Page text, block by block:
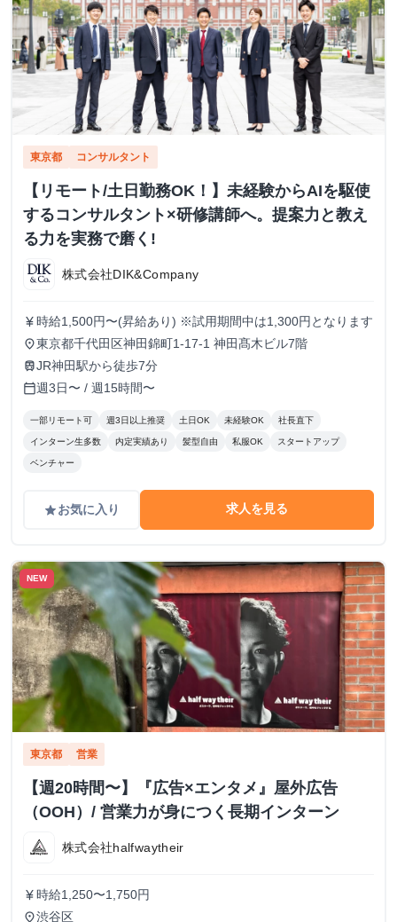
東京都 コンサルタント
【リモート/土日勤務OK！】未経験からAIを駆使
するコンサルタント×研修講師へ。提案力と教え
る力を実務で磨く!
株式会社DIK&Company
currency_yen 時給1,500円〜(昇給あり) ※試用期間中は1,300円となります
place東京都千代田区神田錦町1-17-1 神田髙木ビル7階
trainJR神田駅から徒歩7分
calendar_today週3日〜 / 週15時間〜
一部リモート可 週3日以上推奨 土日OK 未経験OK 社長直下
インターン生多数 内定実績あり 髪型自由 私服OK スタートアップ
ベンチャー
gradeお気に入り 求人を見る
NEW
東京都 営業
【週20時間〜】『広告×エンタメ』屋外広告
（OOH）/ 営業力が身につく長期インターン
株式会社halfwaytheir
currency_yen 時給1,250〜1,750円
place渋谷区